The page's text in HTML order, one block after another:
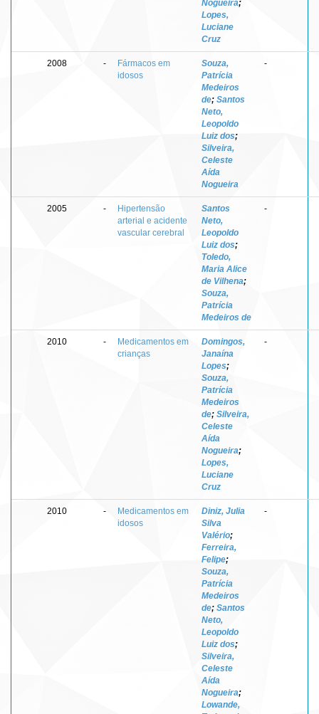
Nogueira;
Lopes,
Luciane
Cruz
2008 -
Fármacos em
idosos
Souza,
Patrícia
Medeiros
de; Santos
Neto,
Leopoldo
Luiz dos;
Silveira,
Celeste
Aída
Nogueira
-
2005 -
Hipertensão
arterial e acidente
vascular cerebral
Santos
Neto,
Leopoldo
Luiz dos;
Toledo,
Maria Alice
de Vilhena;
Souza,
Patrícia
Medeiros de
-
2010 -
Medicamentos em
crianças
Domingos,
Janaína
Lopes;
Souza,
Patrícia
Medeiros
de; Silveira,
Celeste
Aída
Nogueira;
Lopes,
Luciane
Cruz
-
2010 -
Medicamentos em
idosos
Diniz, Julia
Silva
Valério;
Ferreira,
Felipe;
Souza,
Patrícia
Medeiros
de; Santos
Neto,
Leopoldo
Luiz dos;
Silveira,
Celeste
Aída
Nogueira;
Lowande,
-